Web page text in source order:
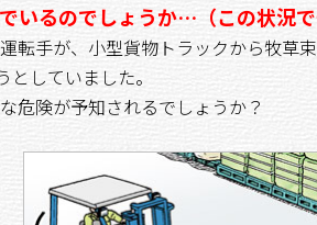
いるのでしょうか…（この状況で
転手が、小型貨物トラックから牧草
していました。
危険が予知されるでしょうか？